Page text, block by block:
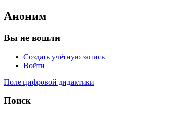
Аноним
Вы не вошли
Создать учётную запись
Войти
Поле цифровой дидактики
Поиск